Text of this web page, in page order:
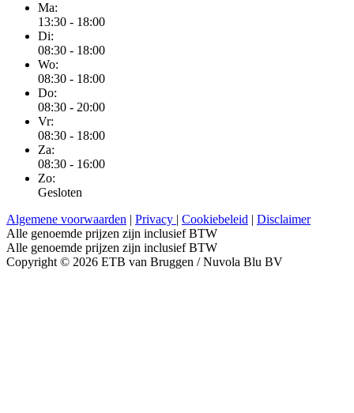
Ma:
13:30 - 18:00
Di:
08:30 - 18:00
Wo:
08:30 - 18:00
Do:
08:30 - 20:00
Vr:
08:30 - 18:00
Za:
08:30 - 16:00
Zo:
Gesloten
Algemene voorwaarden | Privacy | Cookiebeleid | Disclaimer
Alle genoemde prijzen zijn inclusief BTW
Alle genoemde prijzen zijn inclusief BTW
Copyright © 2026 ETB van Bruggen / Nuvola Blu BV